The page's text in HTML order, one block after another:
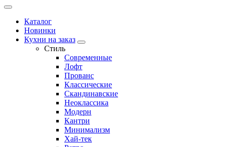
Каталог
Новинки
Кухни на заказ
Стиль
Современные
Лофт
Прованс
Классические
Скандинавские
Неоклассика
Модерн
Кантри
Минимализм
Хай-тек